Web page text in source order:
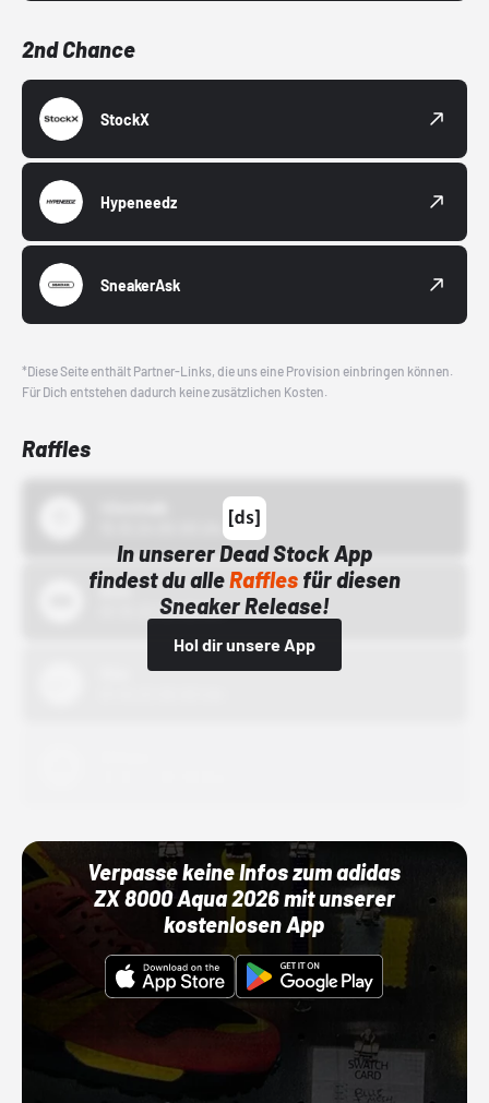
2nd Chance
StockX
Hypeneedz
SneakerAsk
*Diese Seite enthält Partner-Links, die uns eine Provision einbringen können.
Für Dich entstehen dadurch keine zusätzlichen Kosten.
Raffles
In unserer Dead Stock App
findest du alleRafflesfür diesen
Sneaker Release!
Hol dir unsere App
Bstn
01.10.22 00:00 Uhr
Verpasse keine Infos zum adidas
ZX 8000 Aqua 2026 mit unserer
kostenlosen App